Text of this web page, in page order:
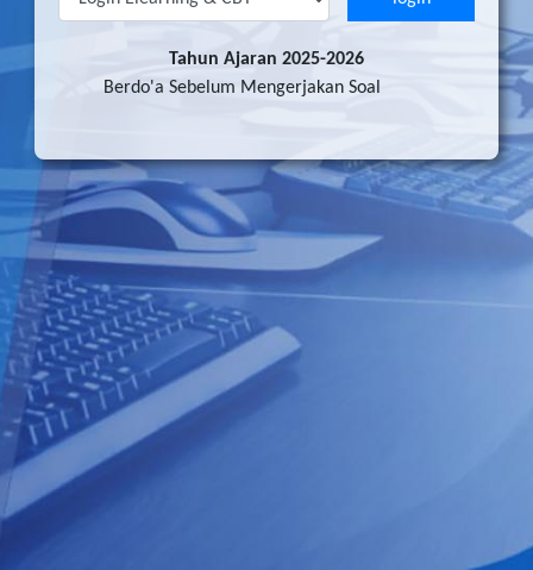
Tahun Ajaran 2025-2026
Berdo'a Sebelum Mengerjakan Soal